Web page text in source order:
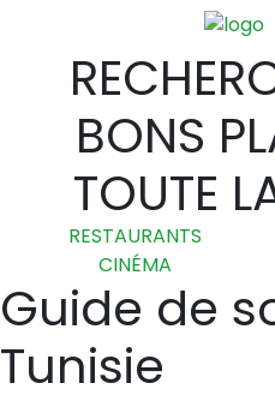
BONS
TOUTE
RESTAURANTS
CINÉMA
Guide de
Tunisie